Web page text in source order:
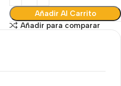
Añadir Al Carrito
Añadir para comparar